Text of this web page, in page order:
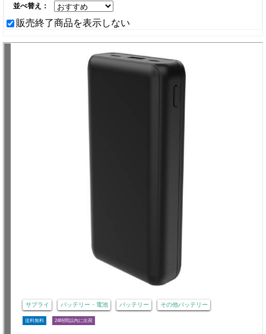
並べ替え：
販売終了商品を表示しない
サプライ バッテリー・電池 バッテリー その他バッテリー
送料無料 24時間以内に出荷